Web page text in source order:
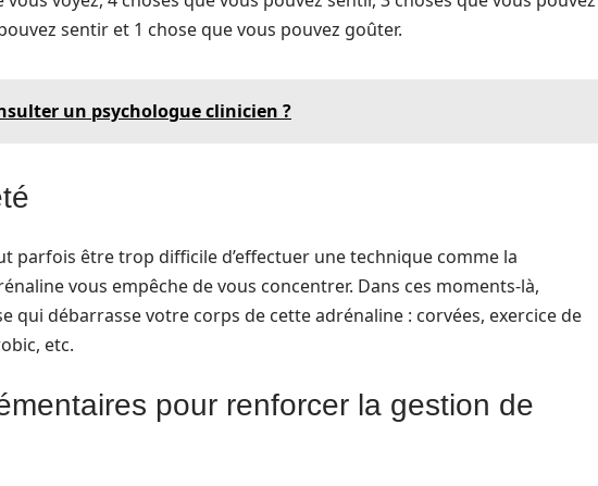
sentir et 1 chose que vous pouvez goûter.
un psychologue clinicien ?
parfois être trop difficile d’effectuer une technique comme la
vous empêche de vous concentrer. Dans ces moments-là,
qui débarrasse votre corps de cette adrénaline : corvées, exercice de
etc.
pour renforcer la gestion de